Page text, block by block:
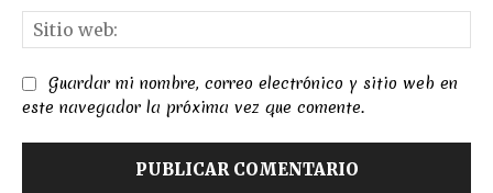
Guardar mi nombre, correo electrónico y sitio web en
este navegador la próxima vez que comente.